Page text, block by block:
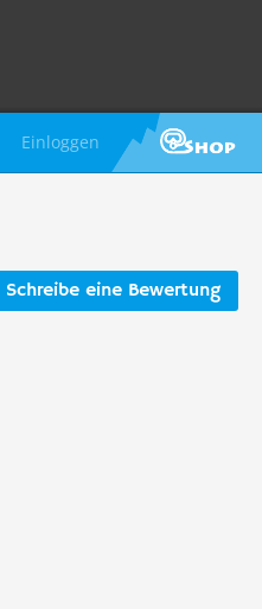
Einloggen
Schreibe eine Bewertung